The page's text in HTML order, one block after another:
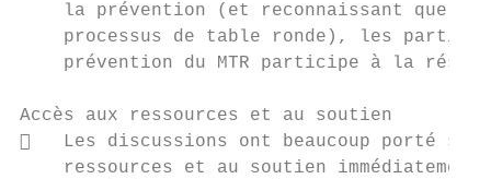
la prévention (et reconnaissant que
processus de table ronde), les
prévention du MTR participe à la
Accès aux ressources et au soutien
   Les discussions ont beaucoup porté
ressources et au soutien